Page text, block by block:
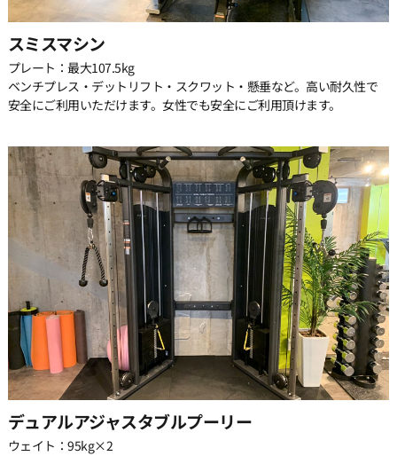
26:00
26:30
27:00
27:30
28:00
28:30
29:00
29:30
スミスマシン
プレート：最大107.5kg
ベンチプレス・デットリフト・スクワット・懸垂など。高い耐久性で
安全にご利用いただけます。女性でも安全にご利用頂けます。
デュアルアジャスタブルプーリー
ウェイト：95kg×2